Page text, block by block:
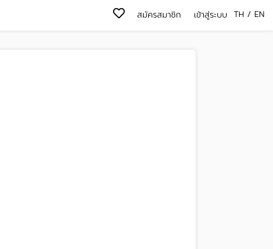
TH / EN
สมัครสมาชิก เข้าสู่ระบบ